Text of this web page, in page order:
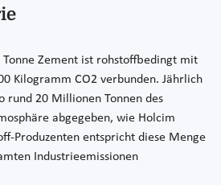
Zement ist rohstoffbedingt mit
Kilogramm CO2 verbunden. Jährlich
rund 20 Millionen Tonnen des
abgegeben, wie Holcim
Produzenten entspricht diese Menge
Industrieemissionen